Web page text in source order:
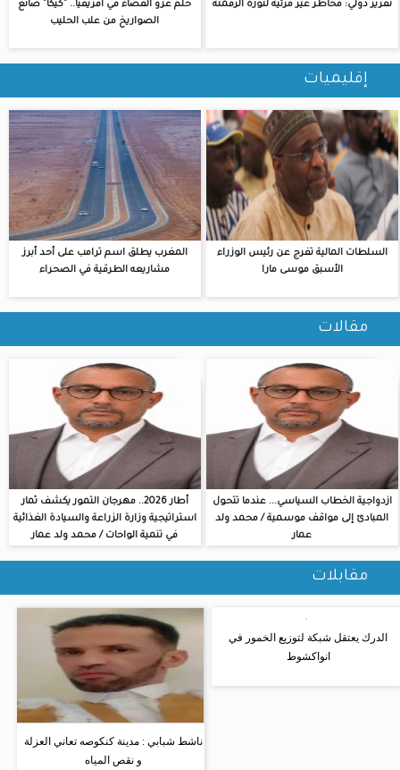
تقرير دولي: مخاطر غير مرئية لثورة الرقمنة
حلم غزو الفضاء في أفريقيا.. "كيكا" صانع
الصواريخ من علب الحليب
إقليميات
السلطات المالية تفرج عن رئيس الوزراء
الأسبق موسى مارا
المغرب يطلق اسم ترامب على أحد أبرز
مشاريعه الطرقية في الصحراء
مقالات
ازدواجية الخطاب السياسي... عندما تتحول
المبادئ إلى مواقف موسمية / محمد ولد
عمار
أطار 2026.. مهرجان التمور يكشف ثمار
استراتيجية وزارة الزراعة والسيادة الغذائية
في تنمية الواحات / محمد ولد عمار
مقابلات
الدرك يعتقل شبكة لتوزيع الخمور في
انواكشوط
ناشط شبابي : مدينة كنكوصه تعاني العزلة
و نقص المياه